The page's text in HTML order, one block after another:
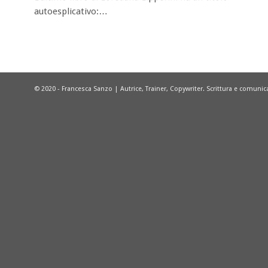
autoesplicativo:…
© 2020 - Francesca Sanzo | Autrice, Trainer, Copywriter. Scrittura e